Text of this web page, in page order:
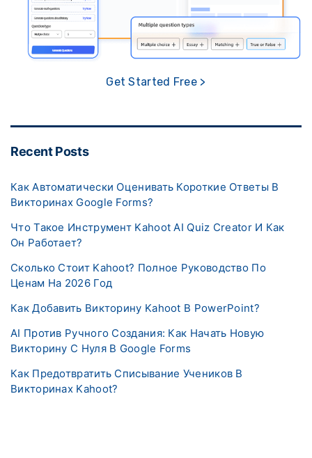
Get Started Free >
Recent Posts
Как Автоматически Оценивать Короткие Ответы В
Викторинах Google Forms?
Что Такое Инструмент Kahoot AI Quiz Creator И Как
Он Работает?
Сколько Стоит Kahoot? Полное Руководство По
Ценам На 2026 Год
Как Добавить Викторину Kahoot В PowerPoint?
AI Против Ручного Создания: Как Начать Новую
Викторину С Нуля В Google Forms
Как Предотвратить Списывание Учеников В
Викторинах Kahoot?